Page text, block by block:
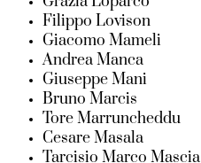
Filippo Lovison
Giacomo Mameli
Andrea Manca
Giuseppe Mani
Bruno Marcis
Tore Marruncheddu
Cesare Masala
Tarcisio Marco Mascia